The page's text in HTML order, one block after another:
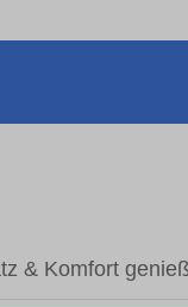
& Komfort